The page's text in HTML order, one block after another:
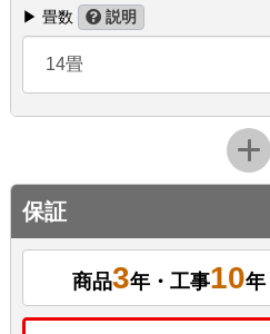
▶ 畳数 説明
14畳
保証
商品3年・工事10年